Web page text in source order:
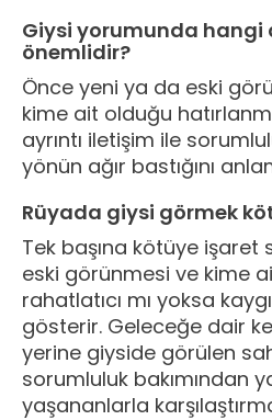
Giysi yorumunda hangi
önemlidir?
Önce yeni ya da eski
kime ait olduğu
ayrıntı iletişim ile
yönün ağır bastığını
Rüyada giysi görmek
Tek başına kötüye işaret
eski görünmesi ve kime
rahatlatıcı mı yoksa
gösterir. Geleceğe dair
yerine giyside görülen
sorumluluk bakımından
yaşananlarla